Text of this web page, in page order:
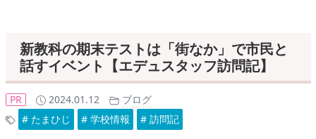
新教科の期末テストは「街なか」で市民と
話すイベント【エデュスタッフ訪問記】
PR 2024.01.12
ブログ
# たまひじ
# 学校情報 # 訪問記